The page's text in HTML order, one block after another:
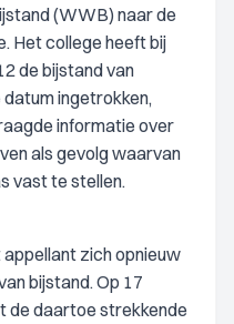
(WWB) naar de
Het college heeft bij
de bijstand van
ingetrokken,
informatie over
als gevolg waarvan
vast te stellen.
zich opnieuw
bijstand. Op 17
de daartoe strekkende